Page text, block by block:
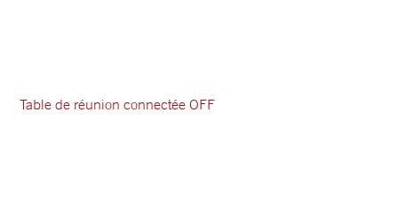
Table de réunion connectée OFF